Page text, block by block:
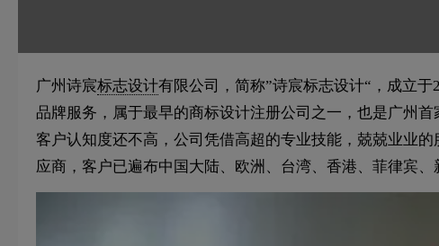
广州诗宸标志设计有限公司，简称”诗宸标志设计“，成立
品牌服务，属于最早的商标设计注册公司之一，也是广州
客户认知度还不高，公司凭借高超的专业技能，兢兢业业
应商，客户已遍布中国大陆、欧洲、台湾、香港、菲律宾、